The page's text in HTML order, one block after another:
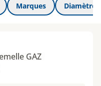
Marques Diamètre
GAZ